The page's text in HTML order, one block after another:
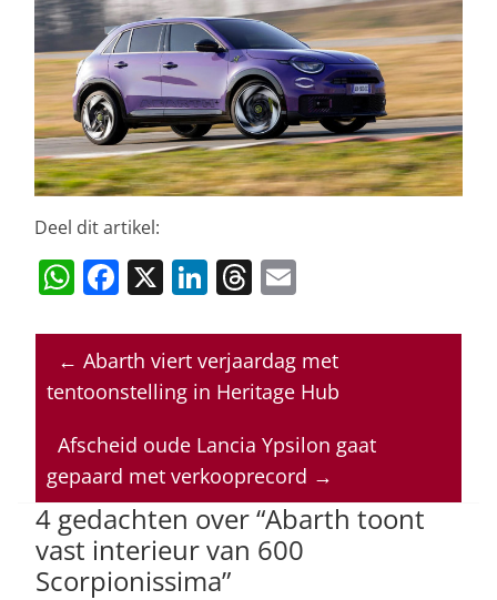
Deel dit artikel:
W
at
s
p
p
F
c
e
o
o
k
X Li
k
e
n
T
re
a
d
s
ai
l
← Abarth viert verjaardag met
tentoonstelling in Heritage Hub
Afscheid oude Lancia Ypsilon gaat
gepaard met verkooprecord →
4 gedachten over “Abarth toont
vast interieur van 600
Scorpionissima”